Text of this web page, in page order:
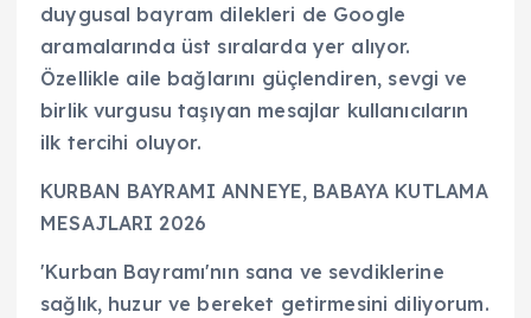
duygusal bayram dilekleri de Google
aramalarında üst sıralarda yer alıyor.
Özellikle aile bağlarını güçlendiren, sevgi ve
birlik vurgusu taşıyan mesajlar kullanıcıların
ilk tercihi oluyor.
KURBAN BAYRAMI ANNEYE, BABAYA KUTLAMA
MESAJLARI 2026
'Kurban Bayramı'nın sana ve sevdiklerine
sağlık, huzur ve bereket getirmesini diliyorum.